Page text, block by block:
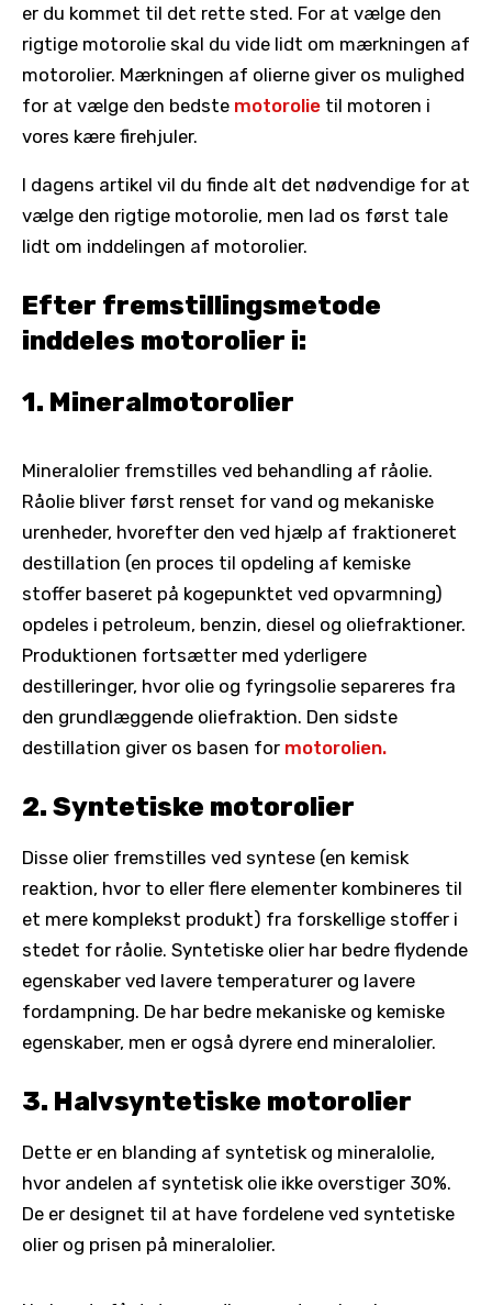
er du kommet til det rette sted. For at vælge den
rigtige motorolie skal du vide lidt om mærkningen af
motorolier. Mærkningen af olierne giver os mulighed
for at vælge den bedste motorolie til motoren i
vores kære firehjuler.
I dagens artikel vil du finde alt det nødvendige for at
vælge den rigtige motorolie, men lad os først tale
lidt om inddelingen af motorolier.
Efter fremstillingsmetode
inddeles motorolier i:
1. Mineralmotorolier
Mineralolier fremstilles ved behandling af råolie.
Råolie bliver først renset for vand og mekaniske
urenheder, hvorefter den ved hjælp af fraktioneret
destillation (en proces til opdeling af kemiske
stoffer baseret på kogepunktet ved opvarmning)
opdeles i petroleum, benzin, diesel og oliefraktioner.
Produktionen fortsætter med yderligere
destilleringer, hvor olie og fyringsolie separeres fra
den grundlæggende oliefraktion. Den sidste
destillation giver os basen for motorolien.
2. Syntetiske motorolier
Disse olier fremstilles ved syntese (en kemisk
reaktion, hvor to eller flere elementer kombineres til
et mere komplekst produkt) fra forskellige stoffer i
stedet for råolie. Syntetiske olier har bedre flydende
egenskaber ved lavere temperaturer og lavere
fordampning. De har bedre mekaniske og kemiske
egenskaber, men er også dyrere end mineralolier.
3. Halvsyntetiske motorolier
Dette er en blanding af syntetisk og mineralolie,
hvor andelen af syntetisk olie ikke overstiger 30%.
De er designet til at have fordelene ved syntetiske
olier og prisen på mineralolier.